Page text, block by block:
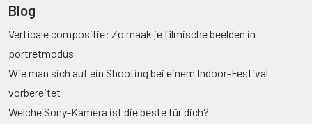
Blog
Verticale compositie: Zo maak je filmische beelden in
portretmodus
Wie man sich auf ein Shooting bei einem Indoor-Festival
vorbereitet
Welche Sony-Kamera ist die beste für dich?